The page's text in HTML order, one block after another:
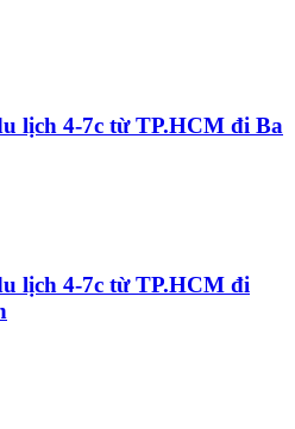
lịch 4-7c từ TP.HCM đi Ba
lịch 4-7c từ TP.HCM đi